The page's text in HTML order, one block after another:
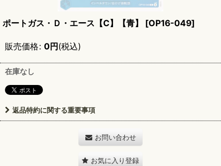
ポートガス・Ｄ・エース【C】【青】 [OP16-049]
販売価格: 0円(税込)
在庫なし
返品特約に関する重要事項
お問い合わせ
お気に入り登録